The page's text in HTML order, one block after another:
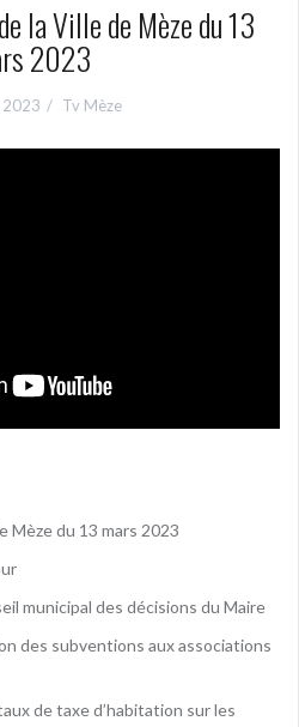
la Ville de Mèze du 13
2023
2023 Tv Mèze
Mèze du 13 mars 2023
municipal des décisions du Maire
des subventions aux associations
de taxe d’habitation sur les